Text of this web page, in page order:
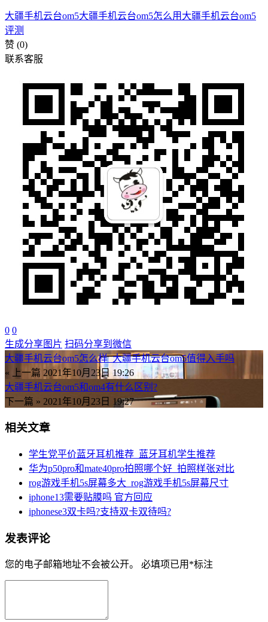
大疆手机云台om5大疆手机云台om5怎么用 大疆手机云台om5
评测
赞 (0)
联系客服
0 0
生成分享图片 扫码分享到微信
大疆手机云台om5怎么样_大疆手机云台om5值得入手吗
« 上一篇 2021年10月23日 19:26
大疆手机云台om5和om4有什么区别?
下一篇 » 2021年10月23日 19:27
相关文章
学生党平价蓝牙耳机推荐_蓝牙耳机学生推荐
华为p50pro和mate40pro拍照哪个好_拍照样张对比
rog游戏手机5s屏幕多大_rog游戏手机5s屏幕尺寸
iphone13需要贴膜吗 官方回应
iphonese3双卡吗?支持双卡双待吗?
发表评论
您的电子邮箱地址不会被公开。 必填项已用 *标注